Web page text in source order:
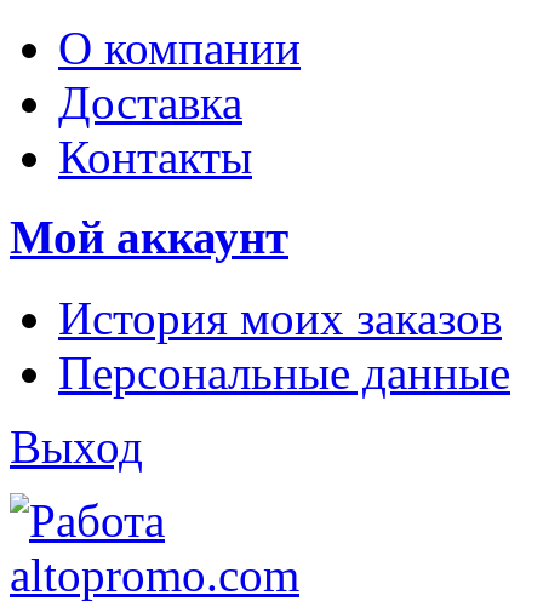
О компании
Доставка
Контакты
Мой аккаунт
История моих заказов
Персональные данные
Выход